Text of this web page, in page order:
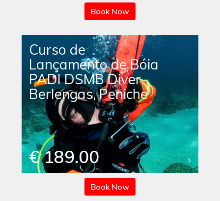
Book Now
Curso de
Lançamento de Bóia
PADI DSMB Diver
Berlengas, Peniche
€ 189.00
Book Now